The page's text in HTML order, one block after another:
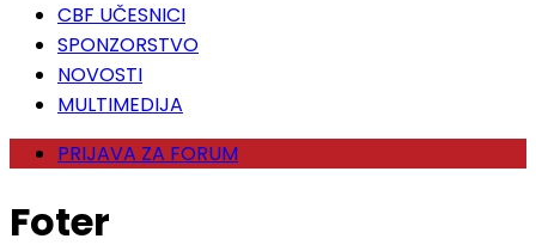
CBF UČESNICI
SPONZORSTVO
NOVOSTI
MULTIMEDIJA
PRIJAVA ZA FORUM
Foter